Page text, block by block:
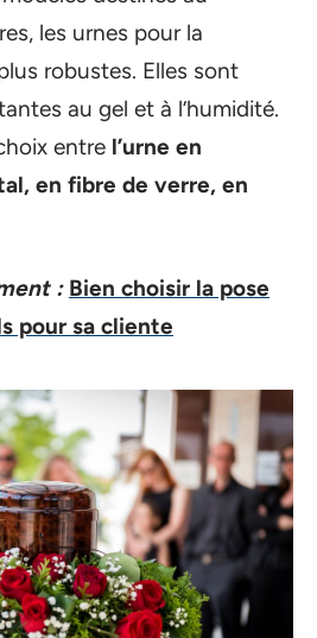
les urnes pour la
robustes. Elles sont
au gel et à l’humidité.
entre l’urne en
en fibre de verre, en
: Bien choisir la pose
pour sa cliente